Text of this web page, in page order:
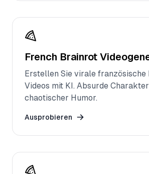
French Brainrot
Erstellen Sie virale
Videos mit KI. Absurde
chaotischer Humor.
Ausprobieren